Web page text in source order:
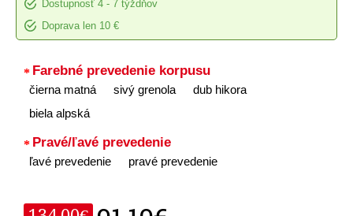
Dostupnosť 4 - 7 týždňov
Doprava len 10 €
Farebné prevedenie korpusu
čierna matná sivý grenola
dub hikora
biela alpská
Pravé/ľavé prevedenie
ľavé prevedenie pravé prevedenie